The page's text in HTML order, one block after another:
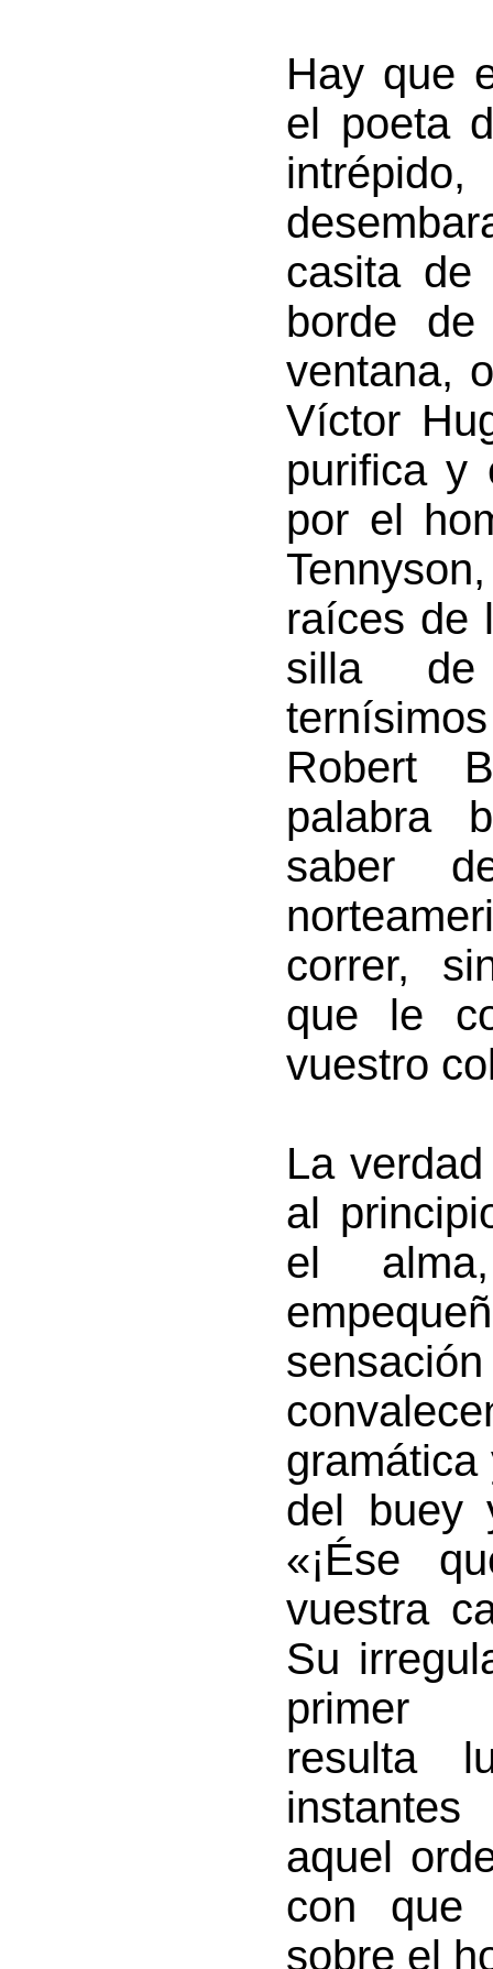
Hay que
el poeta
casita de
borde
ventana,
Víctor
purifica y
por el
raíces de
silla de
Robert
palabra
saber
correr,
que le
vuestro
La
al
el
del buey
«¡Ése
vuestra
Su
primer
resulta
aquel
con que
sobre el